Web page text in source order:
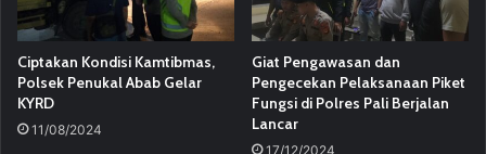
Ciptakan Kondisi Kamtibmas,
Polsek Penukal Abab Gelar
KYRD
11/08/2024
Giat Pengawasan dan
Pengecekan Pelaksanaan Piket
Fungsi di Polres Pali Berjalan
Lancar
17/12/2024